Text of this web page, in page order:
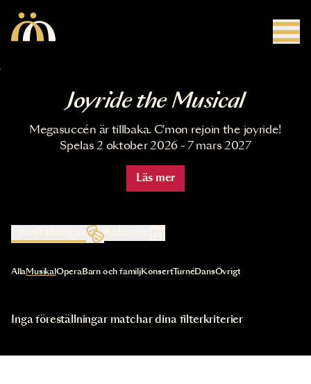
Joyride the Musical
Megasuccén är tillbaka. C'mon rejoin the joyride!
Spelas 2 oktober 2026 - 7 mars 2027
Läs mer
Kalender
Val av kategori uppdaterar innehållet automatiskt
AllaMusikal OperaBarn och familjKonsertTurnéDansÖvrigt
Inga föreställningar matchar dina filterkriterier